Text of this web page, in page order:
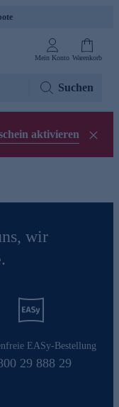
Mein Konto Warenkorb
Suchen
aktivieren
wir
EASy-Bestellung
29 888 29